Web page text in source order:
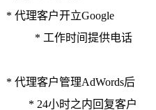
立Google
工作时间提供电话
AdWords后
24小时之内回复客户